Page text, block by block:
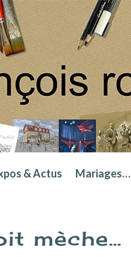
& Actus Mariages…
mèche…